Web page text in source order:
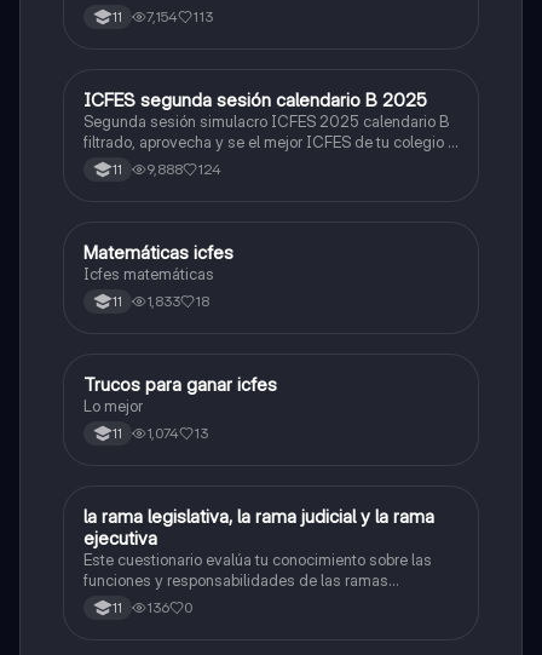
11 7,154 113
ICFES: Lectura Crítica
ICFES segunda sesión calendario B 2025
Segunda sesión simulacro ICFES 2025 calendario B
filtrado, aprovecha y se el mejor ICFES de tu colegio y
poder ingresar a universidad, y estudiar aquella
carrera con la que tanto sueñas.
11 9,888 124
ICFES: Matemáticas
Matemáticas icfes
Icfes matemáticas
11 1,833 18
Química
Trucos para ganar icfes
Lo mejor
11 1,074 13
LSociales/Historia
la rama legislativa, la rama judicial y la rama
ejecutiva
Este cuestionario evalúa tu conocimiento sobre las
funciones y responsabilidades de las ramas
legislativa, judicial y ejecutiva.
11 136 0